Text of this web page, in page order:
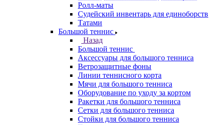
Ролл-маты
Судейский инвентарь для единоборств
Татами
Большой теннис
Назад
Большой теннис
Аксессуары для большого тенниса
Ветрозащитные фоны
Линии теннисного корта
Мячи для большого тенниса
Оборудование по уходу за кортом
Ракетки для большого тенниса
Сетки для большого тенниса
Стойки для большого тенниса